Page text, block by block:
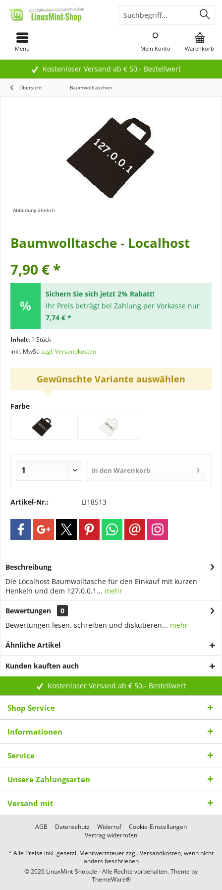
Kostenloser Versand ab € 50,- Bestellwert
Menü Warenkorb
Mein Konto
Übersicht Baumwolltaschen
Abbildung ähnlich
Baumwolltasche - Localhost
7,90 € *
Sichern Sie sich jetzt 2% Rabatt!
Ihr Preis beträgt bei Zahlung per Vorkasse nur
7,74 € *
Inhalt: 1 Stück
inkl. MwSt.zzgl. Versandkosten
Gewünschte Variante auswählen
Farbe
In den Warenkorb
Artikel-Nr.: LI18513
Beschreibung
Die Localhost Baumwolltasche für den Einkauf mit kurzen
Henkeln und dem 127.0.0.1... mehr
Bewertungen
0
Bewertungen lesen, schreiben und diskutieren... mehr
Ähnliche Artikel
Kunden kauften auch
Kostenloser Versand ab € 50,- Bestellwert
Shop Service
Informationen
Service
Unsere Zahlungsarten
Versand mit
AGB Datenschutz Widerruf
Cookie-Einstellungen
Vertrag widerrufen
* Alle Preise inkl. gesetzl. Mehrwertsteuer zzgl.Versandkosten, wenn nicht
anders beschrieben
© 2026 LinuxMint-Shop.de - Alle Rechte vorbehalten. Theme by
ThemeWare®